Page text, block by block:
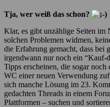
Tja, wer weiß das schon?
Klar, es gibt unzählige Seiten im
solchen Problemen widmen,
die Erfahrung gemacht, dass bei
irgendwann nur noch ein “Kauf-
Tipps erscheinen, die sogar
WC einer neuen Verwendung
sich manche Lösung im 23.
gedachten Threads in einem
Plattformen – suchen und